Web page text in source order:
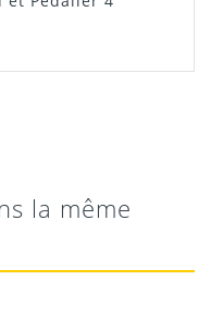
la même